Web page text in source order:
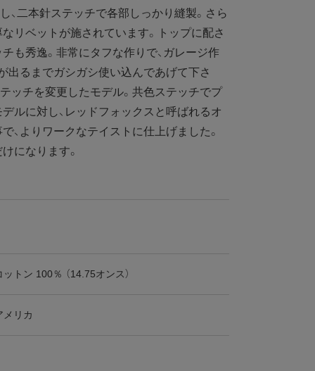
、二本針ステッチで各部しっかり縫製。さら
リベットが施されています。トップに配さ
も秀逸。非常にタフな作りで、ガレージ作
出るまでガシガシ使い込んであげて下さ
ッチを変更したモデル。共色ステッチでプ
ルに対し、レッドフォックスと呼ばれるオ
、よりワークなテイストに仕上げました。
になります。
ットン 100％ （14.75オンス）
メリカ